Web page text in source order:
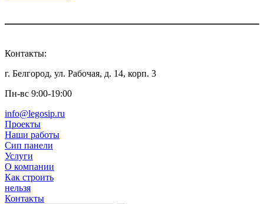
Контакты:
г. Белгород, ул. Рабочая, д. 14, корп. 3
Пн-вс 9:00-19:00
info@legosip.ru
Проекты
Наши работы
Сип панели
Услуги
О компании
Как строить
нельзя
Контакты